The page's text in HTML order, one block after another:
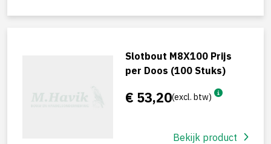
Slotbout M8X100 Prijs
per Doos (100 Stuks)
€ 53,20(excl. btw)
Bekijk product